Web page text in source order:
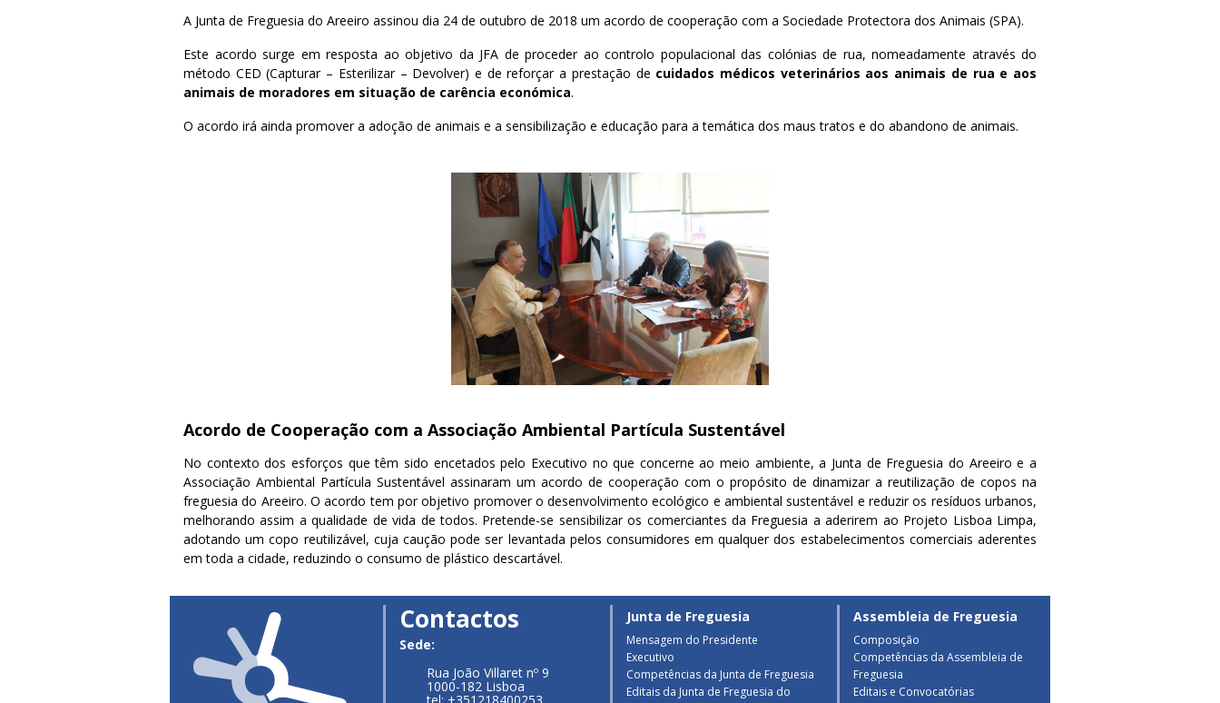
A Junta de Freguesia do Areeiro assinou dia 24 de outubro de 2018 um acordo de cooperação com a Sociedade Protectora dos Animais (SPA).
Este acordo surge em resposta ao objetivo da JFA de proceder ao controlo populacional das colónias de rua, nomeadamente através do
método CED (Capturar – Esterilizar – Devolver) e de reforçar a prestação de cuidados médicos veterinários aos animais de rua e aos
animais de moradores em situação de carência económica.
O acordo irá ainda promover a adoção de animais e a sensibilização e educação para a temática dos maus tratos e do abandono de animais.
Acordo de Cooperação com a Associação Ambiental Partícula Sustentável
No contexto dos esforços que têm sido encetados pelo Executivo no que concerne ao meio ambiente, a Junta de Freguesia do Areeiro e a
Associação Ambiental Partícula Sustentável assinaram um acordo de cooperação com o propósito de dinamizar a reutilização de copos na
freguesia do Areeiro. O acordo tem por objetivo promover o desenvolvimento ecológico e ambiental sustentável e reduzir os resíduos urbanos,
melhorando assim a qualidade de vida de todos. Pretende-se sensibilizar os comerciantes da Freguesia a aderirem ao Projeto Lisboa Limpa,
adotando um copo reutilizável, cuja caução pode ser levantada pelos consumidores em qualquer dos estabelecimentos comerciais aderentes
em toda a cidade, reduzindo o consumo de plástico descartável.
Contactos
Sede:
Rua João Villaret nº 9
1000-182 Lisboa
Junta de Freguesia
Mensagem do Presidente
Executivo
Competências da Junta de Freguesia
Editais da Junta de Freguesia do
Assembleia de Freguesia
Composição
Competências da Assembleia de
Freguesia
Editais e Convocatórias